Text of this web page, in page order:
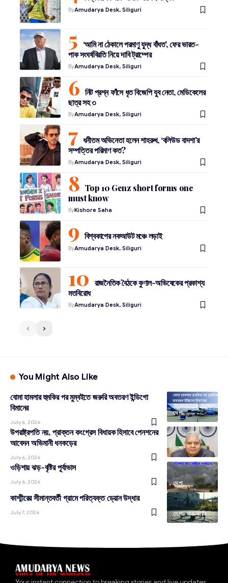
ByAmudarya Desk, Siliguri
‘আমি না ঠেকালে পরমাণু যুদ্ধ বাঁধত’, ফের ভারত-
পাক সংঘর্ষবিরতি নিয়ে দাবি ট্রাম্পের
ByAmudarya Desk, Siliguri
নিট প্রশ্ন ফাঁসে ধৃত বিজেপি যুব নেতা, মেডিকেলের
ছাত্র সহ ৩
ByAmudarya Desk, Siliguri
ধনীতম অভিনেতা হলেন শাহরুখ, ‘বলিউড বাদশা’র
সম্পত্তির পরিমাণ কত?
ByAmudarya Desk, Siliguri
Top 10 Genz short forms one
must know
ByKishore Saha
বিশ্বকাপের নকআউট মঞ্চে লড়াই
ByAmudarya Desk, Siliguri
রাজনৈতিক বৈঠকে কুণাল-অভিষেকের প্রকাশ্য
মতবিরোধ
ByAmudarya Desk, Siliguri
You Might Also Like
দেশ
বোমা হামলার হুমকির পর মুম্বইতে জরুরি অবতরণ ইন্ডিগো
বিমানের
July 6, 2026
দেশ
উপরাষ্ট্রপতি নয়, প্রাক্তন কংগ্রেস বিধায়ক হিসাবে পেনশনের
আবেদন অভিমানী ধনকড়ের
July 6, 2026
দেশ
ওড়িশায় ঝড়-বৃষ্টির পূর্বাভাস
July 6, 2026
দেশ রকমারি
কাশ্মীরের সীমান্তবর্তী গ্রামে পরিত্যক্ত ড্রোন উদ্ধার
July 7, 2026